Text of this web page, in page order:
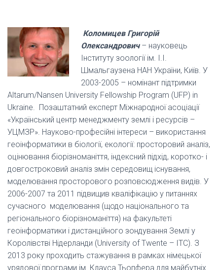
Коломицев Григорій
Олександрович– науковець
Інституту зоології ім. І.І.
Шмальгаузена НАН України, Київ. У
2003-2005 – номінант підтримки
Altarum/Nansen University Fellowship Program (UFP) in
Ukraine. Позаштатний експерт Міжнародної асоціації
«Український центр менеджменту землі і ресурсів –
УЦМЗР». Науково-професійні інтереси – використання
геоінформатики в біології, екології: просторовий аналіз,
оцінювання біорізноманіття, індексний підхід, коротко- і
довгостроковий аналіз змін середовищ існування,
моделювання просторового розповсюдження видів. У
2006-2007 та 2011 підвищив кваліфікацію у питаннях
сучасного моделювання (щодо національного та
регіонального біорізноманіття) на факультеті
геоінформатики і дистанційного зондування Землі у
Королівстві Нідерланди (University of Twente – ITC). З
2013 року проходить стажування в рамках німецької
урядової програми ім. Клауса Тьопфера для майбутніх